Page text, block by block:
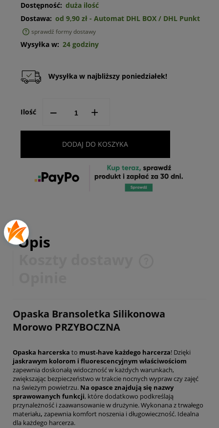
Dostępność: duża ilość
Dostawa: od 9,90 zł - Automat DHL BOX / DHL Punkt
sprawdź formy dostawy
Wysyłka w: 24 godziny
Wysyłka w najbliższy poniedziałek!
Ilość -- +
DODAJ DO KOSZYKA
Opis
Opaska Bransoletka Silikonowa
Morowo PRZYBOCZNA
Opaska harcerska to must-have każdego harcerza! Dzięki
jaskrawym kolorom i fluorescencyjnym właściwościom
zapewnia doskonałą widoczność w każdych warunkach,
zwiększając bezpieczeństwo w trakcie nocnych wypraw czy zajęć
na świeżym powietrzu. Na opasce znajdują się nazwy
sprawowanych funkcji, które dodatkowo podkreślają
przynależność i zaawansowanie w drużynie. Wykonana z trwałego
materiału, zapewnia komfort noszenia i długowieczność. Idealna
dla każdego harcerza.